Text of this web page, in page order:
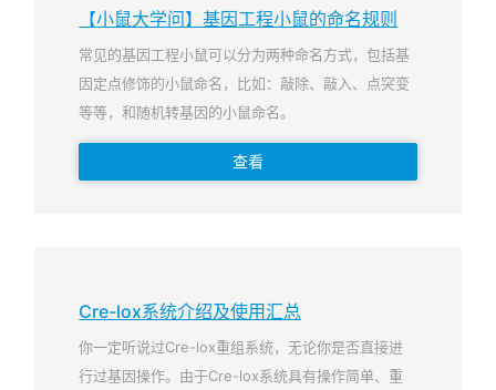
【小鼠大学问】基因工程小鼠的命名规则
常见的基因工程小鼠可以分为两种命名方式，包括基
因定点修饰的小鼠命名，比如：敲除、敲入、点突变
等等，和随机转基因的小鼠命名。
查看
Cre-lox系统介绍及使用汇总
你一定听说过Cre-lox重组系统，无论你是否直接进
行过基因操作。由于Cre-lox系统具有操作简单、重